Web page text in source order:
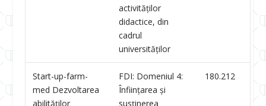
activităților
didactice, din
cadrul
universităților
Start-up-farm-
med Dezvoltarea
abilităților
FDI: Domeniul 4:
Înființarea și
susținerea
180.212